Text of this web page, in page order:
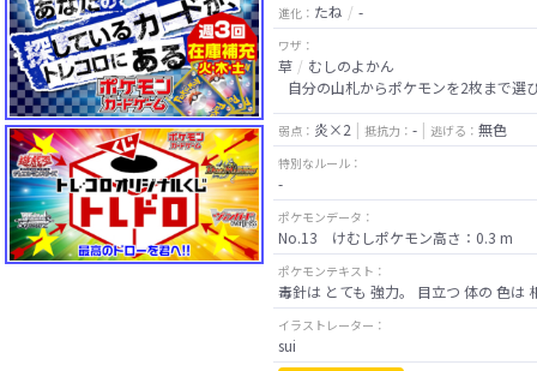
進化： たね -
ワザ：
草
むしのよかん
自分の山札からポケモンを2枚まで選
弱点： 炎×2 抵抗力： - 逃げる： 無色
特別なルール：
-
ポケモンデータ：
No.13 けむしポケモン高さ：0.3 m
ポケモンテキスト：
毒針は とても 強力。 目立つ 体の 色は
イラストレーター：
sui